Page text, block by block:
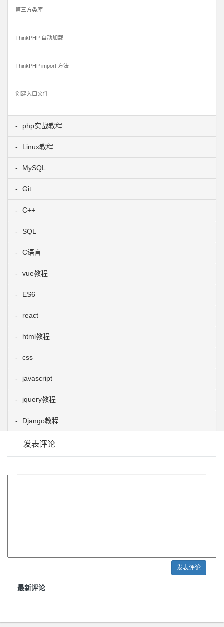
第三方类库
ThinkPHP 自动加载
ThinkPHP import 方法
创建入口文件
php实战教程
Linux教程
MySQL
Git
C++
SQL
C语言
vue教程
ES6
react
html教程
css
javascript
jquery教程
Django教程
发表评论
发表评论
最新评论